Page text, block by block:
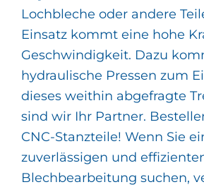
Lochbleche oder andere
Einsatz kommt eine hohe
Geschwindigkeit. Dazu
hydraulische Pressen zum
dieses weithin abgefragte
sind wir Ihr Partner.
CNC-Stanzteile! Wenn Sie
zuverlässigen und
Blechbearbeitung suchen,